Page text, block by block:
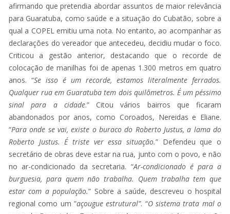
afirmando que pretendia abordar assuntos de maior relevância
para Guaratuba, como saúde e a situação do Cubatão, sobre a
qual a COPEL emitiu uma nota. No entanto, ao acompanhar as
declarações do vereador que antecedeu, decidiu mudar o foco.
Criticou a gestão anterior, destacando que o recorde de
colocação de manilhas foi de apenas 1.300 metros em quatro
anos. “Se isso é um recorde, estamos literalmente ferrados.
Qualquer rua em Guaratuba tem dois quilômetros. É um péssimo
sinal para a cidade.” Citou vários bairros que ficaram
abandonados por anos, como Coroados, Nereidas e Eliane.
“Para onde se vai, existe o buraco do Roberto Justus, a lama do
Roberto Justus. É triste ver essa situação.” Defendeu que o
secretário de obras deve estar na rua, junto com o povo, e não
no ar-condicionado da secretaria. “Ar-condicionado é para a
burguesia, para quem não trabalha. Quem trabalha tem que
estar com a população.” Sobre a saúde, descreveu o hospital
regional como um ”açougue estrutural”. “O sistema trata mal o